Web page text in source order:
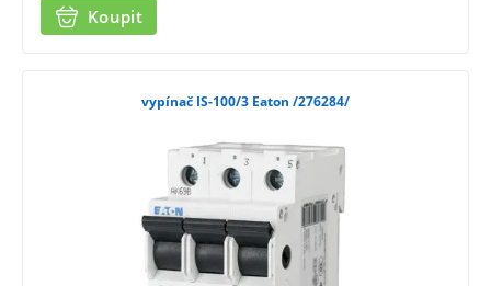
Koupit
vypínač IS-100/3 Eaton /276284/